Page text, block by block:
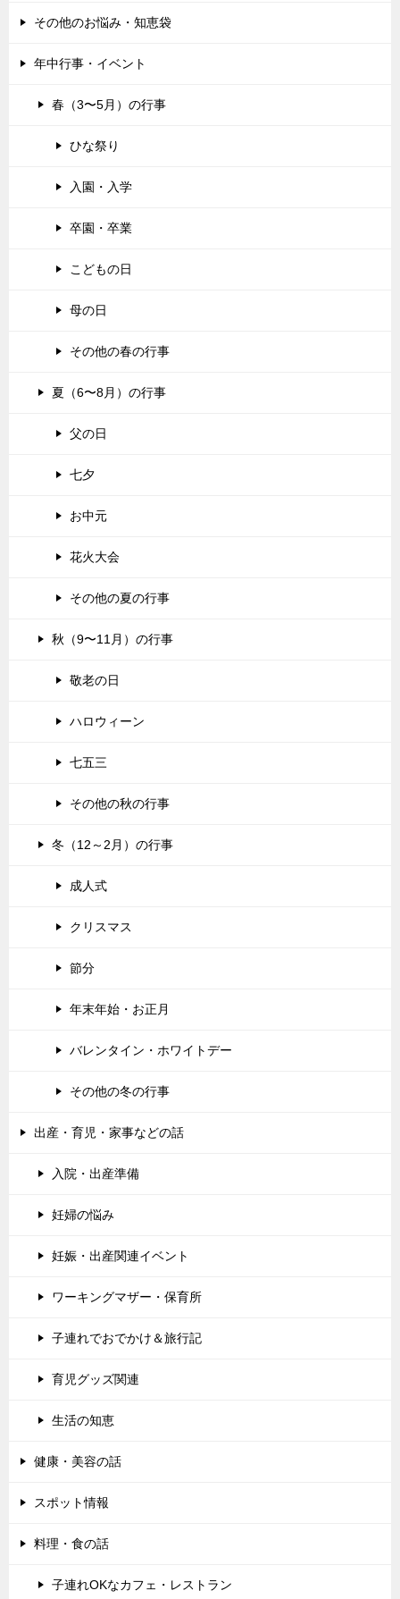
その他のお悩み・知恵袋
年中行事・イベント
春（3〜5月）の行事
ひな祭り
入園・入学
卒園・卒業
こどもの日
母の日
その他の春の行事
夏（6〜8月）の行事
父の日
七夕
お中元
花火大会
その他の夏の行事
秋（9〜11月）の行事
敬老の日
ハロウィーン
七五三
その他の秋の行事
冬（12～2月）の行事
成人式
クリスマス
節分
年末年始・お正月
バレンタイン・ホワイトデー
その他の冬の行事
出産・育児・家事などの話
入院・出産準備
妊婦の悩み
妊娠・出産関連イベント
ワーキングマザー・保育所
子連れでおでかけ＆旅行記
育児グッズ関連
生活の知恵
健康・美容の話
スポット情報
料理・食の話
子連れOKなカフェ・レストラン